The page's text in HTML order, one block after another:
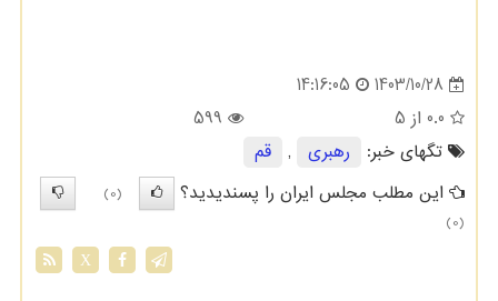
1403/10/28
14:16:05
0.0 از 5
599
تگهای خبر:
رهبری ,
قم
این مطلب مجلس ایران را پسندیدید؟
(0)
(0)
X